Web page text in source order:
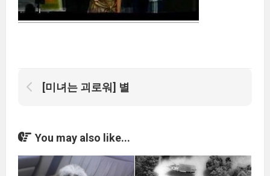
[미녀는 괴로워] 별
You may also like...